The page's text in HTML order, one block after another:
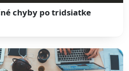
chyby po tridsiatke